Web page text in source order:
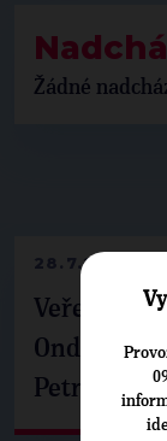
28.7.2026
Veřejné
Ondřej
Petrem
Žádné